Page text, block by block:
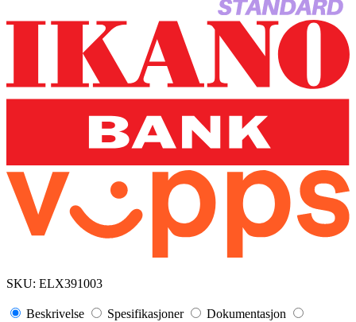
SKU: ELX391003
Beskrivelse Spesifikasjoner
Dokumentasjon